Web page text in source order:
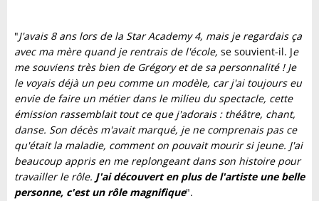
"J'avais 8 ans lors de la Star Academy 4, mais je regardais ça
avec ma mère quand je rentrais de l'école, se souvient-il. Je
me souviens très bien de Grégory et de sa personnalité ! Je
le voyais déjà un peu comme un modèle, car j'ai toujours eu
envie de faire un métier dans le milieu du spectacle, cette
émission rassemblait tout ce que j'adorais : théâtre, chant,
danse. Son décès m'avait marqué, je ne comprenais pas ce
qu'était la maladie, comment on pouvait mourir si jeune. J'ai
beaucoup appris en me replongeant dans son histoire pour
travailler le rôle. J'ai découvert en plus de l'artiste une belle
personne, c'est un rôle magnifique".